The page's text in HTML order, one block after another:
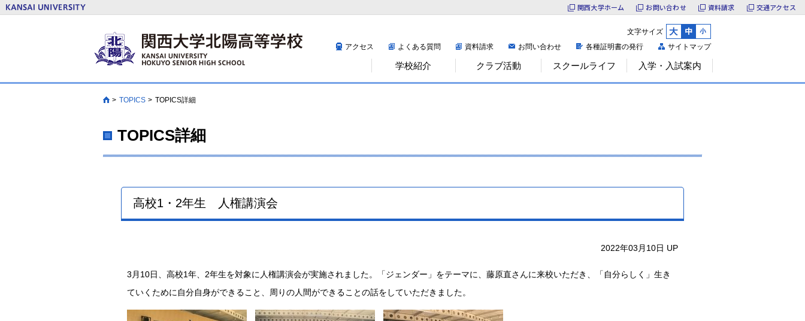
関西大学ホーム お問い合わせ 資料請求 交通アクセス
文字サイズ
アクセス よくある質問 資料請求 お問い合わせ 各種証明書の発行 サイトマップ
学校紹介 クラブ活動 スクールライフ 入学・入試案内
HOME
TOPICS TOPICS詳細
TOPICS詳細
高校1・2年生 人権講演会
2022年03月10日 UP
3 月 10日、高校1年、 2年生を対象に人権講演会が実施されました。「ジェンダー」をテーマに、藤原直さんに来校いただき、「自分らしく」生き
ていくために自分自身ができること、周りの人間ができることの話をしていただきました。